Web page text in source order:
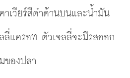
าเวียร์สีดำด้านบนและน้ำมัน
ลี่แครอท ตัวเจลลี่จะมีรสออก
ของปลา